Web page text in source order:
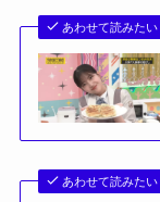
あわせて読みたい
あわせて読みたい